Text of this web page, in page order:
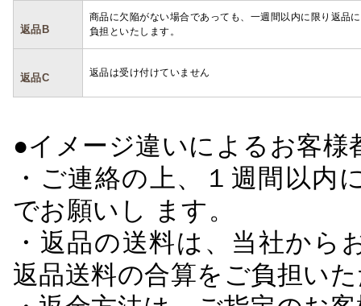
返品B
商品に欠陥がない場合であっても、一週間以内に限り返品
負担といたします。
返品C 返品は受け付けていません
●イメージ違いによるお客
・ご連絡の上、１週間以
でお願いし ます。
・返品の送料は、当社か
返品送料の合算をご負担い